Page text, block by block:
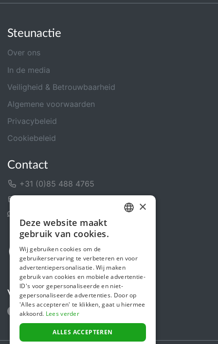
Steunactie
Over ons
In de media
Veiligheid & Betrouwbaarheid
Algemene voorwaarden
Privacybeleid
Cookiebeleid
Contact
+31 (0)85 488 4765
Volg ons
ENGLISH
×
Deze website maakt
gebruik van cookies.
Wij gebruiken cookies om de
gebruikerservaring te verbeteren en voor
advertentiepersonalisatie. Wij maken
gebruik van cookies en mobiele advertentie-
ID's voor gepersonaliseerde en niet-
gepersonaliseerde advertenties. Door op
'Alles accepteren' te klikken, gaat u hiermee
akkoord. Lees verder
ALLES ACCEPTEREN